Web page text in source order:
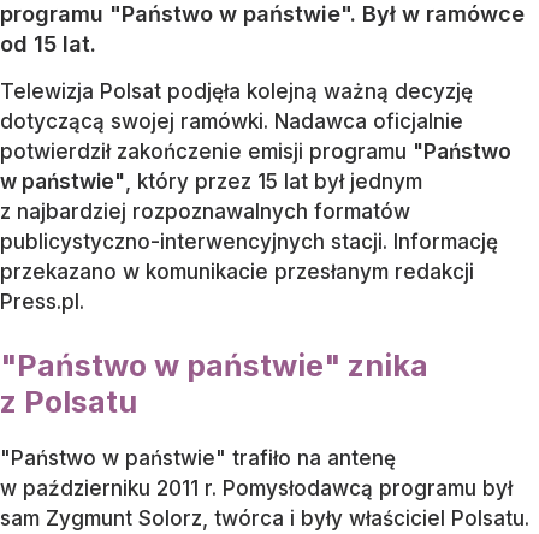
programu "Państwo w państwie". Był w ramówce
od 15 lat.
Telewizja Polsat podjęła kolejną ważną decyzję
dotyczącą swojej ramówki. Nadawca oficjalnie
potwierdził zakończenie emisji programu "Państwo
w państwie", który przez 15 lat był jednym
z najbardziej rozpoznawalnych formatów
publicystyczno-interwencyjnych stacji. Informację
przekazano w komunikacie przesłanym redakcji
Press.pl.
"Państwo w państwie" znika
z Polsatu
"Państwo w państwie" trafiło na antenę
w październiku 2011 r. Pomysłodawcą programu był
sam Zygmunt Solorz, twórca i były właściciel Polsatu.